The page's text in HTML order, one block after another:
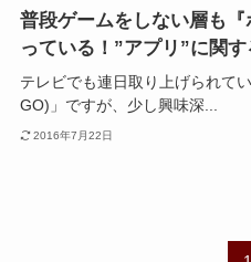
普段ゲームをしない層も
っている！”アプリ”に関
テレビでも連日取り上げられて
GO)」ですが、少し興味深...
2016年7月22日